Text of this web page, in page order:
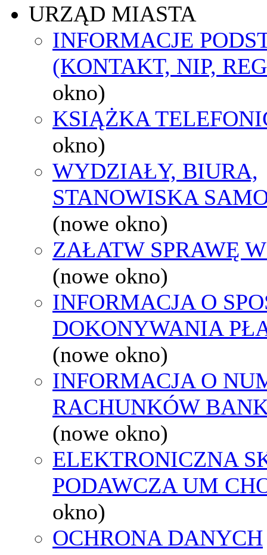
URZĄD MIASTA
INFORMACJE
(KONTAKT, NIP,
okno)
KSIĄŻKA
okno)
WYDZIAŁY, BIURA,
STANOWISKA
(nowe okno)
ZAŁATW SPRAWĘ
(nowe okno)
INFORMACJA O
DOKONYWANIA
(nowe okno)
INFORMACJA O
RACHUNKÓW
(nowe okno)
ELEKTRONICZNA
PODAWCZA UM
okno)
OCHRONA DANYCH